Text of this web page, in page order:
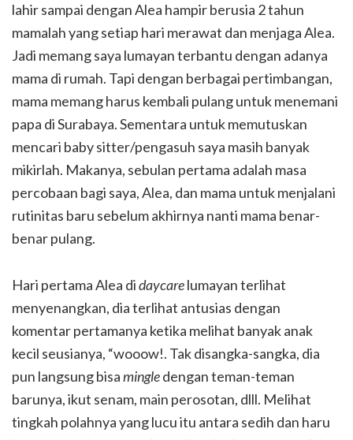
lahir sampai dengan Alea hampir berusia 2 tahun
mamalah yang setiap hari merawat dan menjaga Alea.
Jadi memang saya lumayan terbantu dengan adanya
mama di rumah. Tapi dengan berbagai pertimbangan,
mama memang harus kembali pulang untuk menemani
papa di Surabaya. Sementara untuk memutuskan
mencari baby sitter/pengasuh saya masih banyak
mikirlah. Makanya, sebulan pertama adalah masa
percobaan bagi saya, Alea, dan mama untuk menjalani
rutinitas baru sebelum akhirnya nanti mama benar-
benar pulang.
Hari pertama Alea didaycarelumayan terlihat
menyenangkan, dia terlihat antusias dengan
komentar pertamanya ketika melihat banyak anak
kecil seusianya, “wooow!. Tak disangka-sangka, dia
pun langsung bisamingledengan teman-teman
barunya, ikut senam, main perosotan, dlll. Melihat
tingkah polahnya yang lucu itu antara sedih dan haru